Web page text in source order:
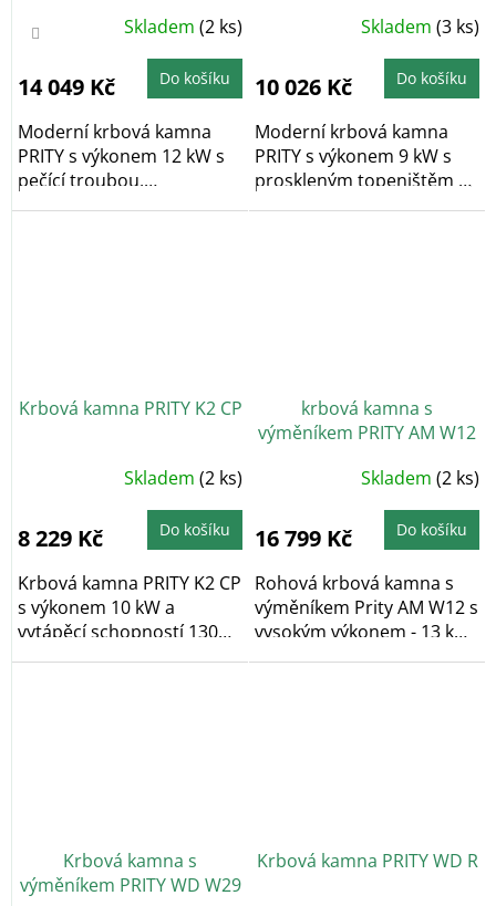
Průměrné
hodnocení
4,0
z
hvězdiček.
Skladem(2 ks)
14 049 Kč Do košíku
Moderní krbová kamna
PRITY s výkonem 12 kW s
pečící troubou,
proskleným topeništěm
Skladem (3 ks)
10 026 Kč Do košíku
Moderní krbová kamna
PRITY s výkonem 9 kW s
proskleným topeništěm a
praktickým...
Krbová kamna PRITY K2 CP
5,0
z
hvězdiček.
Skladem(2 ks)
8 229 Kč Do košíku
Krbová kamna PRITY K2 CP
s výkonem 10 kW a
vytápěcí schopností 130
m3. Praktická...
krbová kamna s
výměníkem PRITY AM W12
5,0
z
hvězdiček.
Skladem(2 ks)
16 799 Kč Do košíku
Rohová krbová kamna s
výměníkem Prity AM W12 s
vysokým výkonem - 13 kW
(7 kW do vody, 6...
Krbová kamna s
výměníkem PRITY WD W29
Krbová kamna PRITY WD R